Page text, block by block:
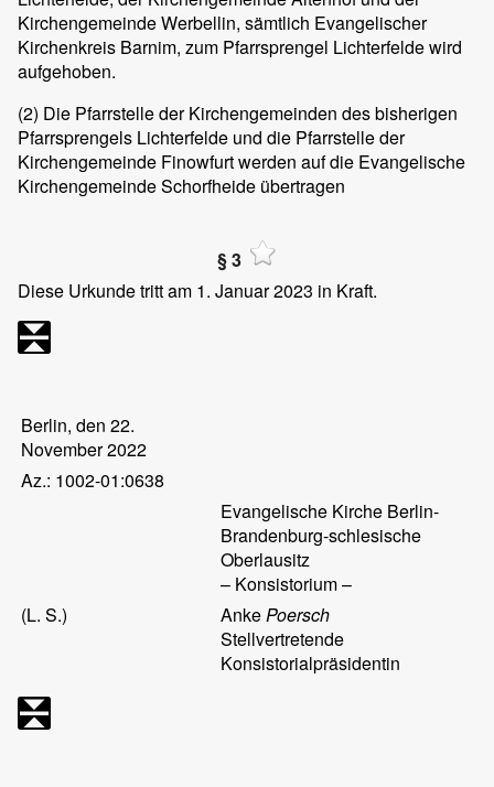
Kirchengemeinde Werbellin, sämtlich Evangelischer
Kirchenkreis Barnim, zum Pfarrsprengel Lichterfelde wird
aufgehoben.
(2) Die Pfarrstelle der Kirchengemeinden des bisherigen
Pfarrsprengels Lichterfelde und die Pfarrstelle der
Kirchengemeinde Finowfurt werden auf die Evangelische
Kirchengemeinde Schorfheide übertragen
§ 3
Diese Urkunde tritt am 1. Januar 2023 in Kraft.
Berlin, den 22.
November 2022
Az.: 1002-01:0638
Evangelische Kirche Berlin-
Brandenburg-schlesische
Oberlausitz
– Konsistorium –
(L. S.)
AnkePoersch
Stellvertretende
Konsistorialpräsidentin